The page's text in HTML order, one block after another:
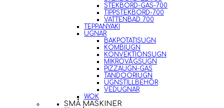
STEKBORD-GAS-700
TIPPSTEKBORD-700
VATTENBAD 700
TEPPANYAKI
UGNAR
BAKPOTATISUGN
KOMBIUGN
KONVEKTIONSUGN
MIKROVÅGSUGN
PIZZAUGN-GAS
TANDOORIUGN
UGNSTILLBEHÖR
VEDUGNAR
WOK
SMÅ MASKINER